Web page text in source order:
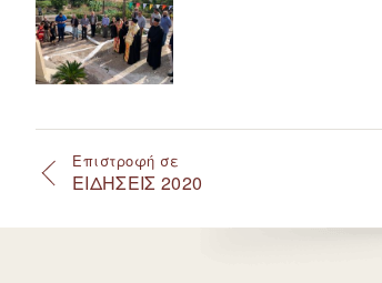
Επιστροφή σε
ΕΙΔΗΣΕΙΣ 2020